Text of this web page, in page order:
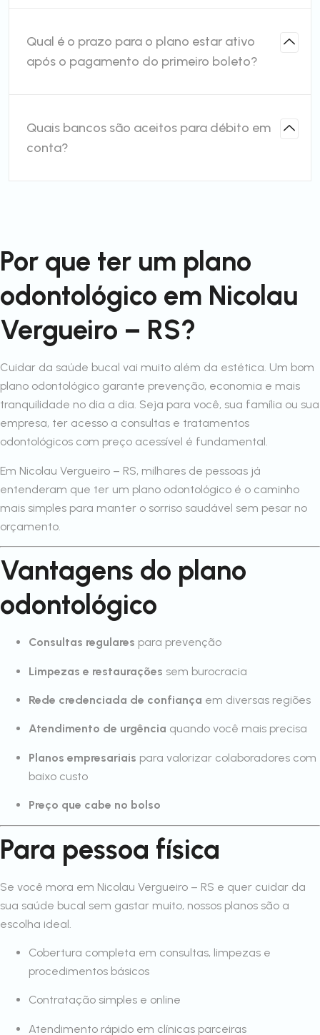
Qual é o prazo para o plano estar ativo
após o pagamento do primeiro boleto?
Quais bancos são aceitos para débito em
conta?
Por que ter um plano
odontológico em Nicolau
Vergueiro – RS?
Cuidar da saúde bucal vai muito além da estética. Um bom
plano odontológico garante prevenção, economia e mais
tranquilidade no dia a dia. Seja para você, sua família ou sua
empresa, ter acesso a consultas e tratamentos
odontológicos com preço acessível é fundamental.
Em Nicolau Vergueiro – RS, milhares de pessoas já
entenderam que ter um plano odontológico é o caminho
mais simples para manter o sorriso saudável sem pesar no
orçamento.
Vantagens do plano
odontológico
Consultas regulares para prevenção
Limpezas e restaurações sem burocracia
Rede credenciada de confiança em diversas regiões
Atendimento de urgência quando você mais precisa
Planos empresariais para valorizar colaboradores com
baixo custo
Preço que cabe no bolso
Para pessoa física
Se você mora em Nicolau Vergueiro – RS e quer cuidar da
sua saúde bucal sem gastar muito, nossos planos são a
escolha ideal.
Cobertura completa em consultas, limpezas e
procedimentos básicos
Contratação simples e online
Atendimento rápido em clínicas parceiras